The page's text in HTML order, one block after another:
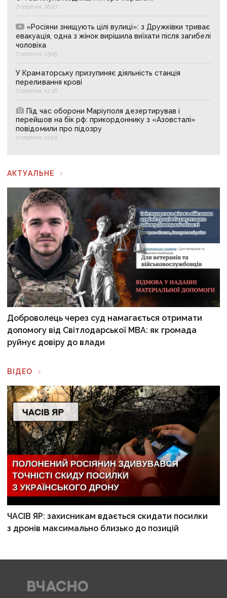
7 серпня, 16:27
«Росіяни знищують цілі вулиці»: з Дружківки триває
евакуація, одна з жінок вирішила виїхати після загибелі
чоловіка
7 серпня, 13:05
У Краматорську призупиняє діяльність станція
переливання крові
7 серпня, 12:16
Під час оборони Маріуполя дезертирував і
перейшов на бік рф: прикордоннику з «Азовсталі»
повідомили про підозру
7 серпня, 11:03
АКТУАЛЬНЕ
Доброволець через суд намагається отримати
допомогу від Світлодарської МВА: як громада
руйнує довіру до влади
ВІДЕО
ЧАСІВ ЯР: захисникам вдається скидати посилки
з дронів максимально близько до позицій